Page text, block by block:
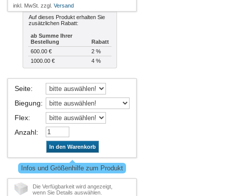
inkl. MwSt. zzgl. Versand
Auf dieses Produkt erhalten Sie
zusätzlichen Rabatt:
ab Summe Ihrer
Bestellung
Rabatt
600.00 €
2 %
1000.00 €
4 %
Seite:
Biegung:
Flex:
Anzahl:
In den Warenkorb
Infos und Größenhilfe zum Produkt
Die Verfügbarkeit wird angezeigt,
wenn Sie Details auswählen.